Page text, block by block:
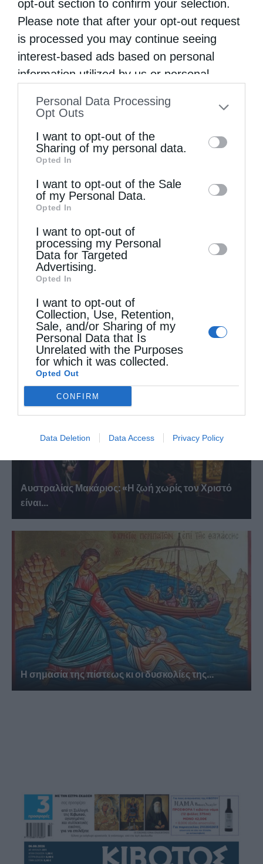
opt-out section to confirm your selection.
Please note that after your opt-out request
is processed you may continue seeing
interest-based ads based on personal
information utilized by us or personal
to your opt-out. You may separately opt-out
information by third parties on the IAB’s list
of downstream participants. This
information may also be disclosed by us to
third parties on theIAB’s List of
Downstream Participants
disclose it to other third parties.
Personal Data Processing
Opt Outs
I want to opt-out of the
Sharing of my personal data.
Opted In
I want to opt-out of the Sale
of my Personal Data.
Opted In
I want to opt-out of
processing my Personal
Data for Targeted
Advertising.
Opted In
I want to opt-out of
Collection, Use, Retention,
Sale, and/or Sharing of my
Personal Data that Is
Unrelated with the Purposes
for which it was collected.
Opted Out
CONFIRM
Data Deletion Data Access Privacy Policy
Ιεροσολύμων Θεόφιλος: Να μιμηθούμε την
παρρησία των Αγίων...
Χειροθεσία δεκαπέντε Αναγνωστών από τον
Αρχιεπίσκοπο Αυστραλίας Μακάριο...
Αυστραλίας Μακάριος: «Η ζωή χωρίς τον Χριστό
είναι...
Η σημασία της πίστεως κι οι δυσκολίες της...